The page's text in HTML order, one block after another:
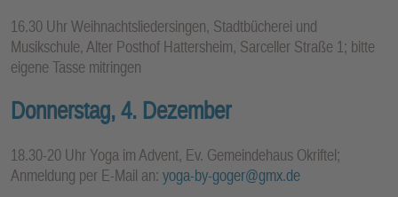
16.30 Uhr Weihnachtsliedersingen, Stadtbücherei und
Musikschule, Alter Posthof Hattersheim, Sarceller Straße 1; bitte
eigene Tasse mitringen
Donnerstag, 4. Dezember
18.30-20 Uhr Yoga im Advent, Ev. Gemeindehaus Okriftel;
Anmeldung per E-Mail an: yoga-by-goger@gmx.de